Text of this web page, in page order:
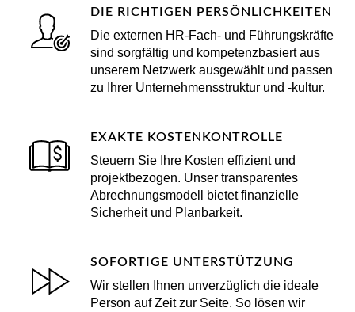
DIE RICHTIGEN PERSÖNLICHKEITEN
Die externen HR-Fach- und Führungskräfte
sind sorgfältig und kompetenzbasiert aus
unserem Netzwerk ausgewählt und passen
zu Ihrer Unternehmensstruktur und -kultur.
EXAKTE KOSTENKONTROLLE
Steuern Sie Ihre Kosten effizient und
projektbezogen. Unser transparentes
Abrechnungsmodell bietet finanzielle
Sicherheit und Planbarkeit.
SOFORTIGE UNTERSTÜTZUNG
Wir stellen Ihnen unverzüglich die ideale
Person auf Zeit zur Seite. So lösen wir